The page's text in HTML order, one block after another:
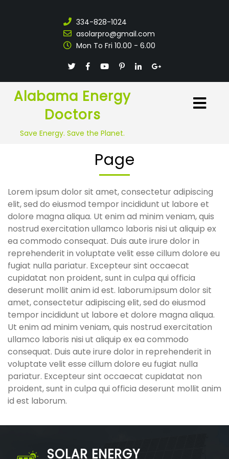
334-828-1024
asolarpro@gmail.com
Mon To Fri 10.00 - 6.00
Alabama Energy
Doctors
Save Energy. Save the Planet.
Page
Lorem ipsum dolor sit amet, consectetur adipiscing
elit, sed do eiusmod tempor incididunt ut labore et
dolore magna aliqua. Ut enim ad minim veniam, quis
nostrud exercitation ullamco laboris nisi ut aliquip ex
ea commodo consequat. Duis aute irure dolor in
reprehenderit in voluptate velit esse cillum dolore eu
fugiat nulla pariatur. Excepteur sint occaecat
cupidatat non proident, sunt in culpa qui officia
deserunt mollit anim id est. laborum.ipsum dolor sit
amet, consectetur adipiscing elit, sed do eiusmod
tempor incididunt ut labore et dolore magna aliqua.
Ut enim ad minim veniam, quis nostrud exercitation
ullamco laboris nisi ut aliquip ex ea commodo
consequat. Duis aute irure dolor in reprehenderit in
voluptate velit esse cillum dolore eu fugiat nulla
pariatur. Excepteur sint occaecat cupidatat non
proident, sunt in culpa qui officia deserunt mollit anim
id est laborum.
SOLAR ENERGY